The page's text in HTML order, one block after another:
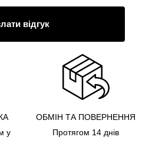
відгук
у
ОБМІН ТА ПОВЕРНЕННЯ
Протягом 14 днів